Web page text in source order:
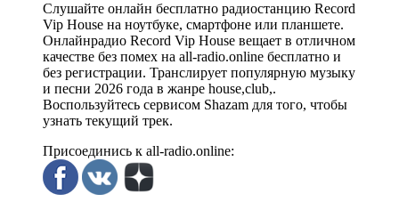
Слушайте онлайн бесплатно радиостанцию Record
Vip House на ноутбуке, смартфоне или планшете.
Онлайнрадио Record Vip House вещает в отличном
качестве без помех на all-radio.online бесплатно и
без регистрации. Транслирует популярную музыку
и песни 2026 года в жанре house,club,.
Воспользуйтесь сервисом Shazam для того, чтобы
узнать текущий трек.
Присоединись к all-radio.online: